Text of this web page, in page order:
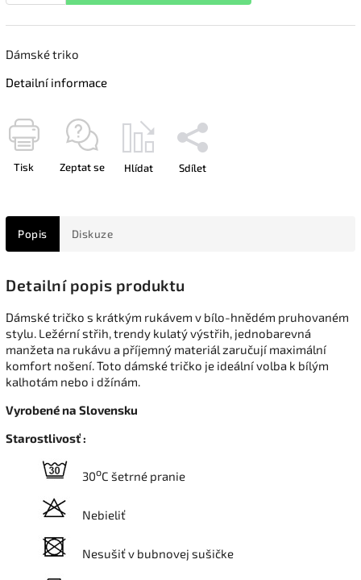
Dámské triko
Detailní informace
Tisk Zeptat se Hlídat Sdílet
Popis Diskuze
Detailní popis produktu
Dámské tričko s krátkým rukávem v bílo-hnědém pruhovaném
stylu. Ležérní střih, trendy kulatý výstřih, jednobarevná
manžeta na rukávu a příjemný materiál zaručují maximální
komfort nošení. Toto dámské tričko je ideální volba k bílým
kalhotám nebo i džínám.
Vyrobené na Slovensku
Starostlivosť :
30oC šetrné pranie
Nebieliť
Nesušiť v bubnovej sušičke